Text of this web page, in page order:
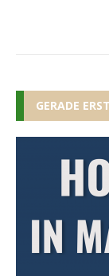
GERADE